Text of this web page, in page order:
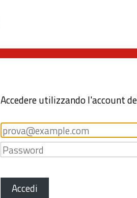
Accedere utilizzando l'account
Accedi